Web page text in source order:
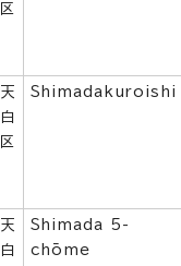
区
天
白
区
Shimadakuroishi
天
白
Shimada 5-
chōme